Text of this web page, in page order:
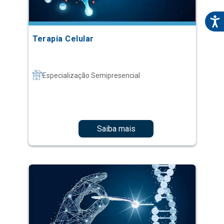
Terapia Celular
Especialização Semipresencial
Saiba mais